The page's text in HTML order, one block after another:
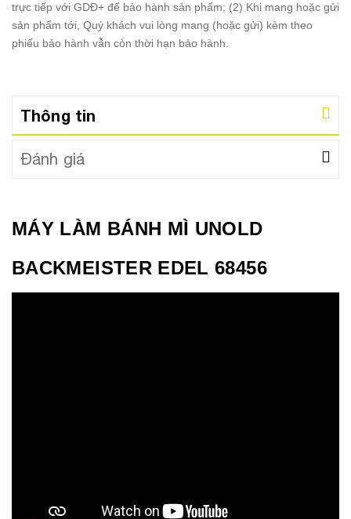
trực tiếp với GDĐ+ để bảo hành sản phẩm; (2) Khi mang hoặc gửi
sản phẩm tới, Quý khách vui lòng mang (hoặc gửi) kèm theo
phiếu bảo hành vẫn còn thời hạn bảo hành.
Thông tin
Đánh giá
MÁY LÀM BÁNH MÌ UNOLD
BACKMEISTER EDEL 68456